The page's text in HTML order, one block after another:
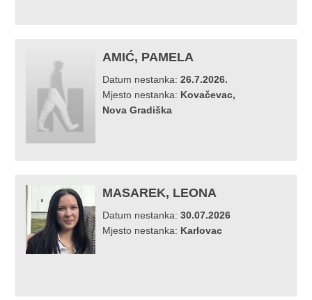
AMIĆ, PAMELA
Datum nestanka:26.7.2026.
Mjesto nestanka: Kovačevac,
Nova Gradiška
MASAREK, LEONA
Datum nestanka:30.07.2026
Mjesto nestanka: Karlovac